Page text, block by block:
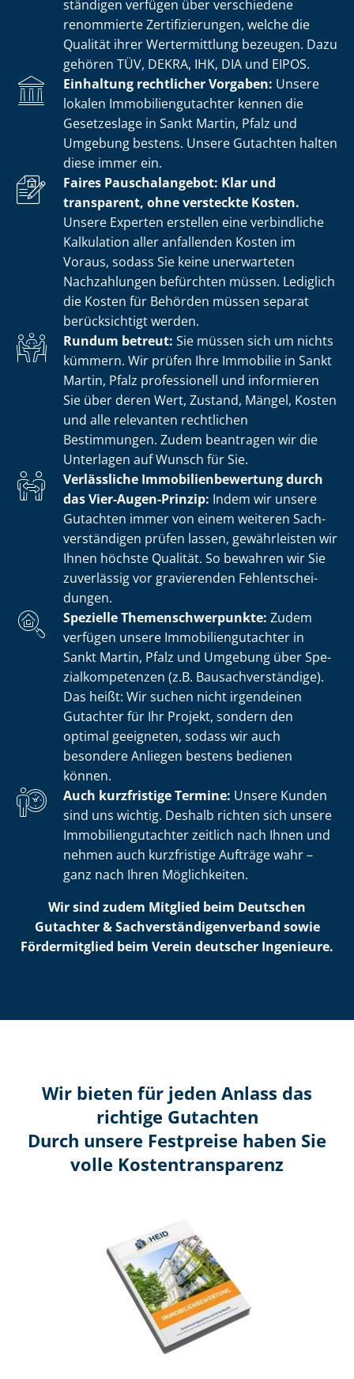
stän­di­gen verfügen über verschiedene
renommierte Zer­ti­fi­zie­run­gen, welche die
Qualität ihrer Wertermittlung bezeugen. Dazu
gehören TÜV, DEKRA, IHK, DIA und EIPOS.
Einhaltung rechtlicher Vorgaben: Unsere
lokalen Im­mo­bi­li­en­gut­ach­ter kennen die
Gesetzeslage in Sankt Martin, Pfalz und
Umgebung bestens. Unsere Gutachten halten
diese immer ein.
Faires Pauschalangebot: Klar und
transparent, ohne versteckte Kosten.
Unsere Experten erstellen eine verbindliche
Kalkulation aller anfallenden Kosten im
Voraus, sodass Sie keine unerwarteten
Nachzahlungen befürchten müssen. Lediglich
die Kosten für Behörden müssen separat
berücksichtigt werden.
Rundum betreut: Sie müssen sich um nichts
kümmern. Wir prüfen Ihre Immobilie in Sankt
Martin, Pfalz professionell und informieren
Sie über deren Wert, Zustand, Mängel, Kosten
und alle relevanten rechtlichen
Bestimmungen. Zudem beantragen wir die
Unterlagen auf Wunsch für Sie.
Verlässliche Im­mo­bi­li­en­be­wer­tung durch
das Vier-Augen-Prinzip: Indem wir unsere
Gutachten immer von einem weiteren Sach­
ver­stän­di­gen prüfen lassen, gewährleisten wir
Ihnen höchste Qualität. So bewahren wir Sie
zuverlässig vor gravierenden Fehl­ent­schei­
dun­gen.
Spezielle The­men­schwer­punk­te: Zudem
verfügen unsere Im­mo­bi­li­en­gut­ach­ter in
Sankt Martin, Pfalz und Umgebung über Spe­
zi­al­kom­pe­ten­zen (z.B. Bau­sach­ver­stän­di­ge).
Das heißt: Wir suchen nicht irgendeinen
Gutachter für Ihr Projekt, sondern den
optimal geeigneten, sodass wir auch
besondere Anliegen bestens bedienen
können.
Auch kurzfristige Termine: Unsere Kunden
sind uns wichtig. Deshalb richten sich unsere
Im­mo­bi­li­en­gut­ach­ter zeitlich nach Ihnen und
nehmen auch kurzfristige Aufträge wahr –
ganz nach Ihren Möglichkeiten.
Wir sind zudem Mitglied beim Deutschen
Gutachter & Sach­ver­stän­di­gen­ver­band sowie
Fördermitglied beim Verein deutscher Ingenieure.
Wir bieten für jeden Anlass das
richtige Gutachten
Durch unsere Festpreise haben Sie
volle Kosten­transparenz